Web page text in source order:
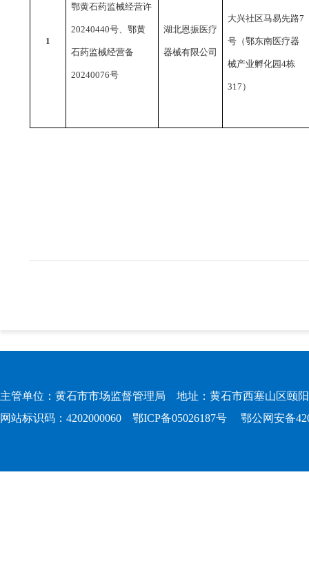
1
鄂黄石药监械经营许
20240440号、鄂黄
石药监械经营备
20240076号
湖北恩振医疗
器械有限公司
大兴社区马易先路7
号（鄂东南医疗器
械产业孵化园4栋
317）
主管单位：黄石市市场监督管理局 地址：黄石市西塞山区颐
网站标识码：4202000060 鄂ICP备05026187号 鄂公网安备